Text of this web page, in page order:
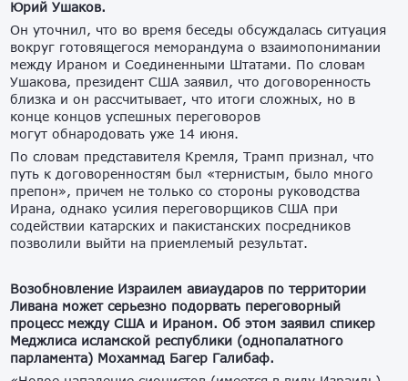
Юрий Ушаков.
Он уточнил, что во время беседы обсуждалась ситуация
вокруг готовящегося меморандума о взаимопонимании
между Ираном и Соединенными Штатами. По словам
Ушакова, президент США заявил, что договоренность
близка и он рассчитывает, что итоги сложных, но в
конце концов успешных переговоров
могут обнародовать уже 14 июня.
По словам представителя Кремля, Трамп признал, что
путь к договоренностям был «тернистым, было много
препон», причем не только со стороны руководства
Ирана, однако усилия переговорщиков США при
содействии катарских и пакистанских посредников
позволили выйти на приемлемый результат.
Возобновление Израилем авиаударов по территории
Ливана может серьезно подорвать переговорный
процесс между США и Ираном. Об этом заявил спикер
Меджлиса исламской республики (однопалатного
парламента) Мохаммад Багер Галибаф.